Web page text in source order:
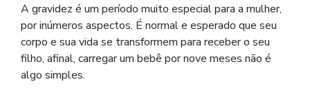
A gravidez é um período muito especial para a mulher,
por inúmeros aspectos. É normal e esperado que seu
corpo e sua vida se transformem para receber o seu
filho, afinal, carregar um bebê por nove meses não é
algo simples.